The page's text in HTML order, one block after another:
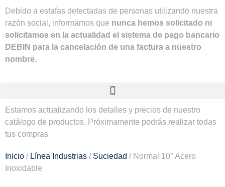
Debido a estafas detectadas de personas utilizando nuestra
razón social, informamos que nunca hemos solicitado ni
solicitamos en la actualidad el sistema de pago bancario
DEBIN para la cancelación de una factura a nuestro
nombre.
Estamos actualizando los detalles y precios de nuestro
catálogo de productos. Próximamente podrás realizar todas
tus compras
Inicio / Línea Industrias / Suciedad / Normal 10″ Acero
Inoxidable